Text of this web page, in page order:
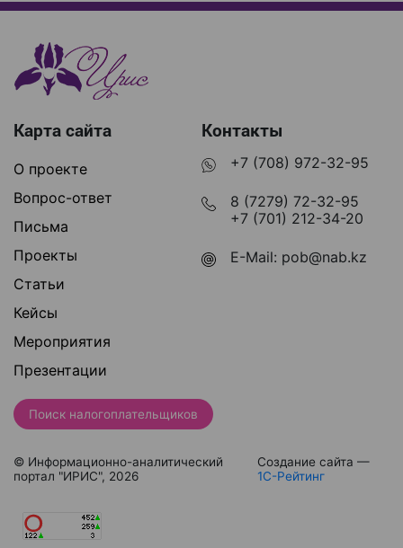
Карта сайта
О проекте
Вопрос-ответ
Письма
Проекты
Статьи
Кейсы
Мероприятия
Презентации
Контакты
+7 (708) 972-32-95
8 (7279) 72-32-95
+7 (701) 212-34-20
E-Mail: pob@nab.kz
Поиск налогоплательщиков
© Информационно-аналитический
портал "ИРИС", 2026
Создание сайта —
1С-Рейтинг